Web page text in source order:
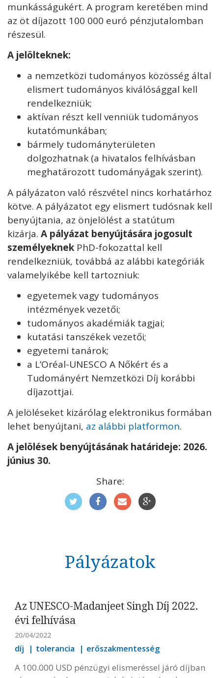
munkásságukért. A program keretében mind
az öt díjazott 100 000 euró pénzjutalomban
részesül.
A jelölteknek:
a nemzetközi tudományos közösség által
elismert tudományos kiválósággal kell
rendelkezniük;
aktívan részt kell venniük tudományos
kutatómunkában;
bármely tudományterületen
dolgozhatnak (a hivatalos felhívásban
meghatározott tudományágak szerint).
A pályázaton való részvétel nincs korhatárhoz
kötve. A pályázatot egy elismert tudósnak kell
benyújtania, az önjelölést a statútum
kizárja. A pályázat benyújtására jogosult
személyeknek PhD-fokozattal kell
rendelkezniük, továbbá az alábbi kategóriák
valamelyikébe kell tartozniuk:
egyetemek vagy tudományos
intézmények vezetői;
tudományos akadémiák tagjai;
kutatási tanszékek vezetői;
egyetemi tanárok;
a L’Oréal-UNESCO A Nőkért és a
Tudományért Nemzetközi Díj korábbi
díjazottjai.
A jelöléseket kizárólag elektronikus formában
lehet benyújtani, az alábbi platformon.
A jelölések benyújtásának határideje: 2026.
június 30.
Share:
Pályázatok
Az UNESCO-Madanjeet Singh Díj 2022.
évi felhívása
20/04/2022
díj tolerancia erőszakmentesség
A 100.000 USD pénzügyi elismeréssel járó díjban